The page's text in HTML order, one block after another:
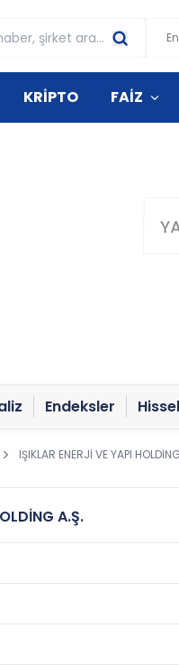
KRİPTO FAİZ
Endeksler
IŞIKLAR ENERJİ VE YAPI
A.Ş.